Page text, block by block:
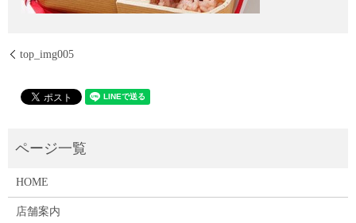
top_img005
HOME
店舗案内